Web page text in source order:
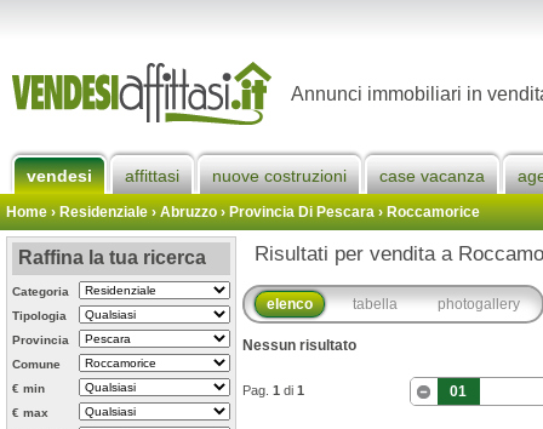
Annunci immobiliari in
vendesi affittasi nuove costruzioni case vacanza
Home› Residenziale › Abruzzo ›Provincia Di Pescara›Roccamorice
Raffina la tua ricerca
Categoria
Tipologia
Provincia
Comune
€ min
€ max
Risultati per vendita a
elenco tabella photogallery
Nessun risultato
Pag. 1 di 1 01